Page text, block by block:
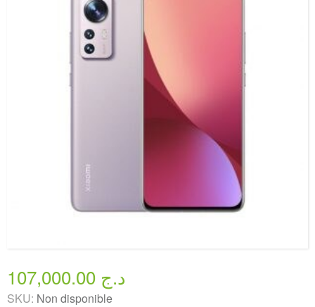
107,000.00 د.ج
SKU: Non disponible